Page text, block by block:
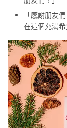
「感謝朋友
在這個充滿